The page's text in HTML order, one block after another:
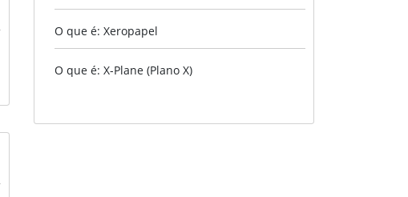
O que é: Xeropapel
O que é: X-Plane (Plano X)